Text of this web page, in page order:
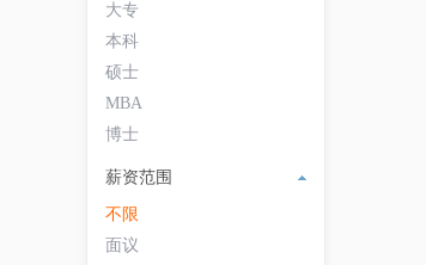
大专
本科
硕士
MBA
博士
薪资范围
不限
面议